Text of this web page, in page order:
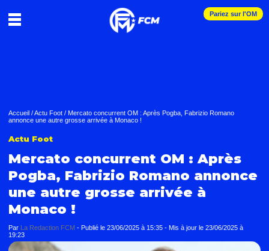
Pariez sur l'OM
Accueil /Actu Foot / Mercato concurrent OM : Après Pogba, Fabrizio Romano
annonce une autre grosse arrivée à Monaco !
Actu Foot
Mercato concurrent OM : Après
Pogba, Fabrizio Romano annonce
une autre grosse arrivée à
Monaco !
Par La Redaction FCM - Publié le 23/06/2025 à 15:35 - Mis à jour le 23/06/2025 à
19:23